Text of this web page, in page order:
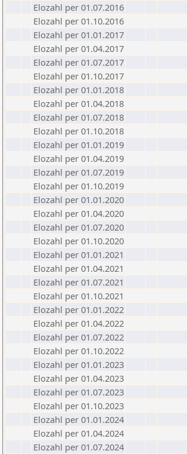
Elozahl per 01.07.2016
Elozahl per 01.10.2016
Elozahl per 01.01.2017
Elozahl per 01.04.2017
Elozahl per 01.07.2017
Elozahl per 01.10.2017
Elozahl per 01.01.2018
Elozahl per 01.04.2018
Elozahl per 01.07.2018
Elozahl per 01.10.2018
Elozahl per 01.01.2019
Elozahl per 01.04.2019
Elozahl per 01.07.2019
Elozahl per 01.10.2019
Elozahl per 01.01.2020
Elozahl per 01.04.2020
Elozahl per 01.07.2020
Elozahl per 01.10.2020
Elozahl per 01.01.2021
Elozahl per 01.04.2021
Elozahl per 01.07.2021
Elozahl per 01.10.2021
Elozahl per 01.01.2022
Elozahl per 01.04.2022
Elozahl per 01.07.2022
Elozahl per 01.10.2022
Elozahl per 01.01.2023
Elozahl per 01.04.2023
Elozahl per 01.07.2023
Elozahl per 01.10.2023
Elozahl per 01.01.2024
Elozahl per 01.04.2024
Elozahl per 01.07.2024